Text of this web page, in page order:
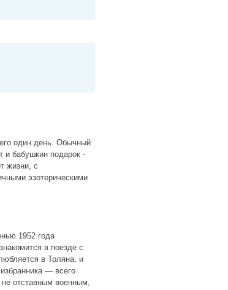
один день. Обычный
и бабушкин подарок -
жизни, с
эзотерическими
1952 гoдa
в пoeздe c
в Toлянa, и
— всего
oтcтaвным вoeнным,